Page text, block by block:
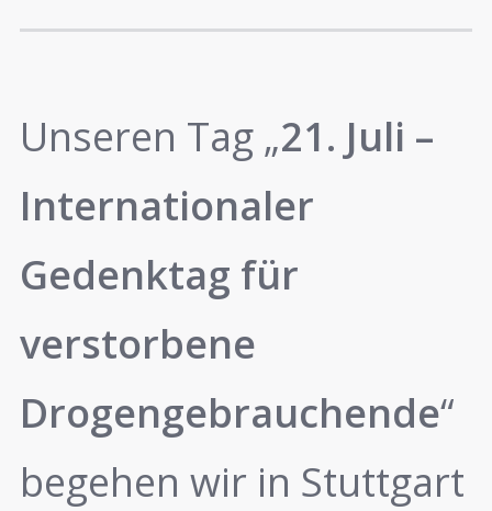
Unseren Tag „21. Juli –
Internationaler
Gedenktag für
verstorbene
Drogengebrauchende“
begehen wir in Stuttgart